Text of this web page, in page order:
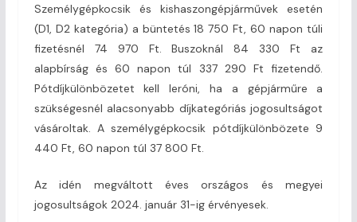
Személygépkocsik és kishaszongépjárművek esetén
(D1, D2 kategória) a büntetés 18 750 Ft, 60 napon túli
fizetésnél 74 970 Ft. Buszoknál 84 330 Ft az
alapbírság és 60 napon túl 337 290 Ft fizetendő.
Pótdíjkülönbözetet kell leróni, ha a gépjárműre a
szükségesnél alacsonyabb díjkategóriás jogosultságot
vásároltak. A személygépkocsik pótdíjkülönbözete 9
440 Ft, 60 napon túl 37 800 Ft.
Az idén megváltott éves országos és megyei
jogosultságok 2024. január 31-ig érvényesek.